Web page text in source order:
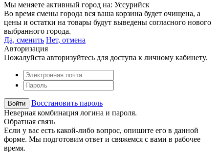
Мы меняете активный город на: Уссурийск
Во время смены города вся ваша корзина будет очищена, а
цены и остатки на товары будут выведены согласного нового
выбранного города.
Да, сменить Нет, отмена
Авторизация
Пожалуйста авторизуйтесь для доступа к личному кабинету.
Восстановить пароль
Неверная комбинация логина и пароля.
Обратная связь
Если у вас есть какой-либо вопрос, опишите его в данной
форме. Мы подготовим ответ и свяжемся с вами в рабочее
время.